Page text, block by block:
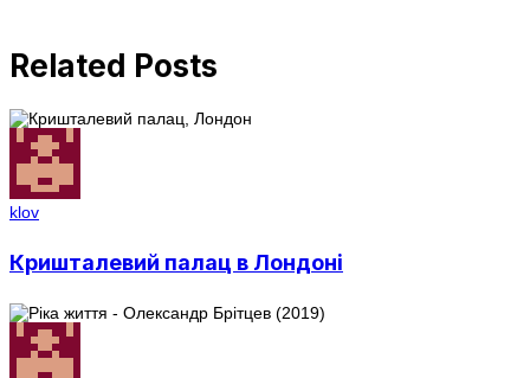
Related Posts
klov
Кришталевий палац в Лондоні